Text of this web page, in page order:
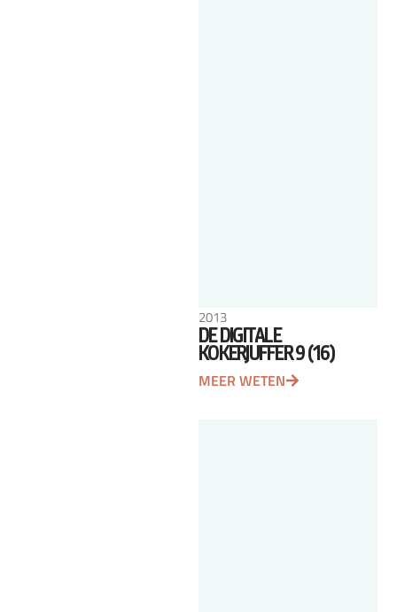
2013
DE DIGITALE
KOKERJUFFER 9 (16)
MEER WETEN